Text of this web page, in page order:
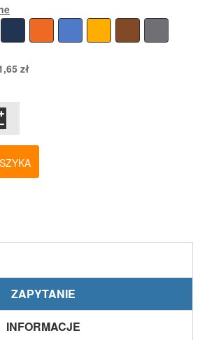
zł
ZAPYTANIE
INFORMACJE